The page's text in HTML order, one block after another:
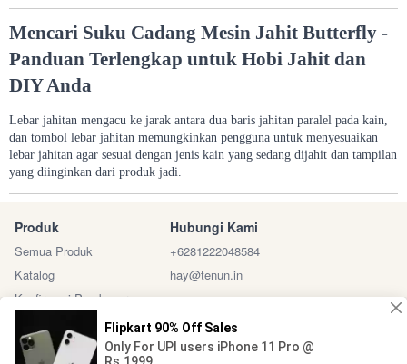
Mencari Suku Cadang Mesin Jahit Butterfly -
Panduan Terlengkap untuk Hobi Jahit dan
DIY Anda
Lebar jahitan mengacu ke jarak antara dua baris jahitan paralel pada kain,
dan tombol lebar jahitan memungkinkan pengguna untuk menyesuaikan
lebar jahitan agar sesuai dengan jenis kain yang sedang dijahit dan tampilan
yang diinginkan dari produk jadi.
Produk
Semua Produk
Katalog
Konfirmasi Pembayaran
Hubungi Kami
+6281222048584
hay@tenun.in
Sosial Media Marketplace